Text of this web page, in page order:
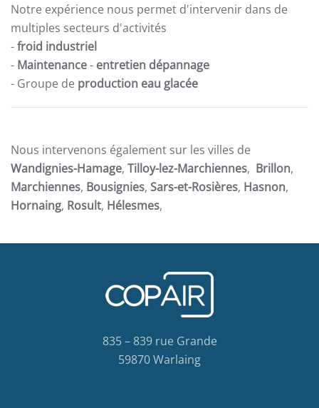
Notre expérience nous permet d'intervenir dans de
multiples secteurs d'activités
-froid industriel
- Maintenance- entretien dépannage
- Groupe de production eau glacée
Nous intervenons également sur les villes de
Wandignies-Hamage, Tilloy-lez-Marchiennes, Brillon,
Marchiennes, Bousignies, Sars-et-Rosières, Hasnon,
Hornaing, Rosult, Hélesmes,
835 – 839 rue Grande
59870 Warlaing